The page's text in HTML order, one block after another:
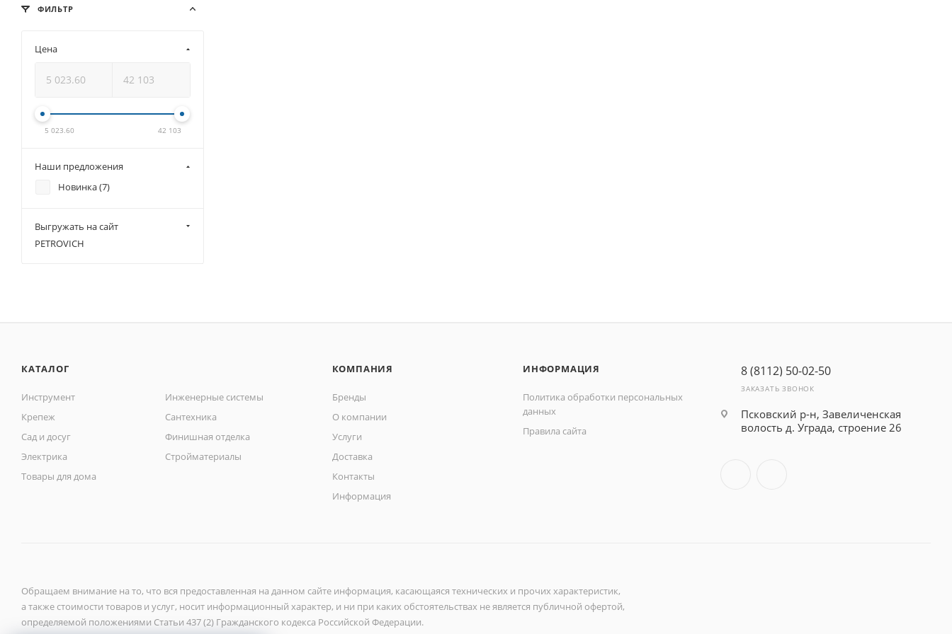
ФИЛЬТР
Цена
5 023.60 42 103
Наши предложения
Новинка (7)
Выгружать на сайт
PETROVICH
КАТАЛОГ
Инструмент
Инженерные системы
Крепеж
Сантехника
Сад и досуг
Финишная отделка
Электрика
Стройматериалы
Товары для дома
КОМПАНИЯ
Бренды
О компании
Услуги
Доставка
Контакты
Информация
ИНФОРМАЦИЯ
Политика обработки персональных
данных
Правила сайта
8 (8112) 50-02-50
ЗАКАЗАТЬ ЗВОНОК
Псковский р-н, Завеличенская
волость д. Уграда, строение 26
Обращаем внимание на то, что вся предоставленная на данном сайте информация, касающаяся технических и прочих характеристик,
а также стоимости товаров и услуг, носит информационный характер, и ни при каких обстоятельствах не является публичной офертой,
определяемой положениями Статьи 437 (2) Гражданского кодекса Российской Федерации.